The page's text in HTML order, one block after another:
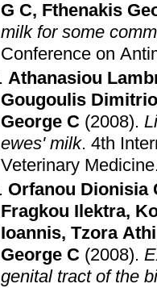
G C, Fthenakis
milk for some
Conference on
Athanasiou
Gougoulis
George C (2008).
ewes' milk. 4th
Veterinary Medicine
Orfanou Dionisia
Fragkou Ilektra,
Ioannis, Tzora
George C (2008).
genital tract of the